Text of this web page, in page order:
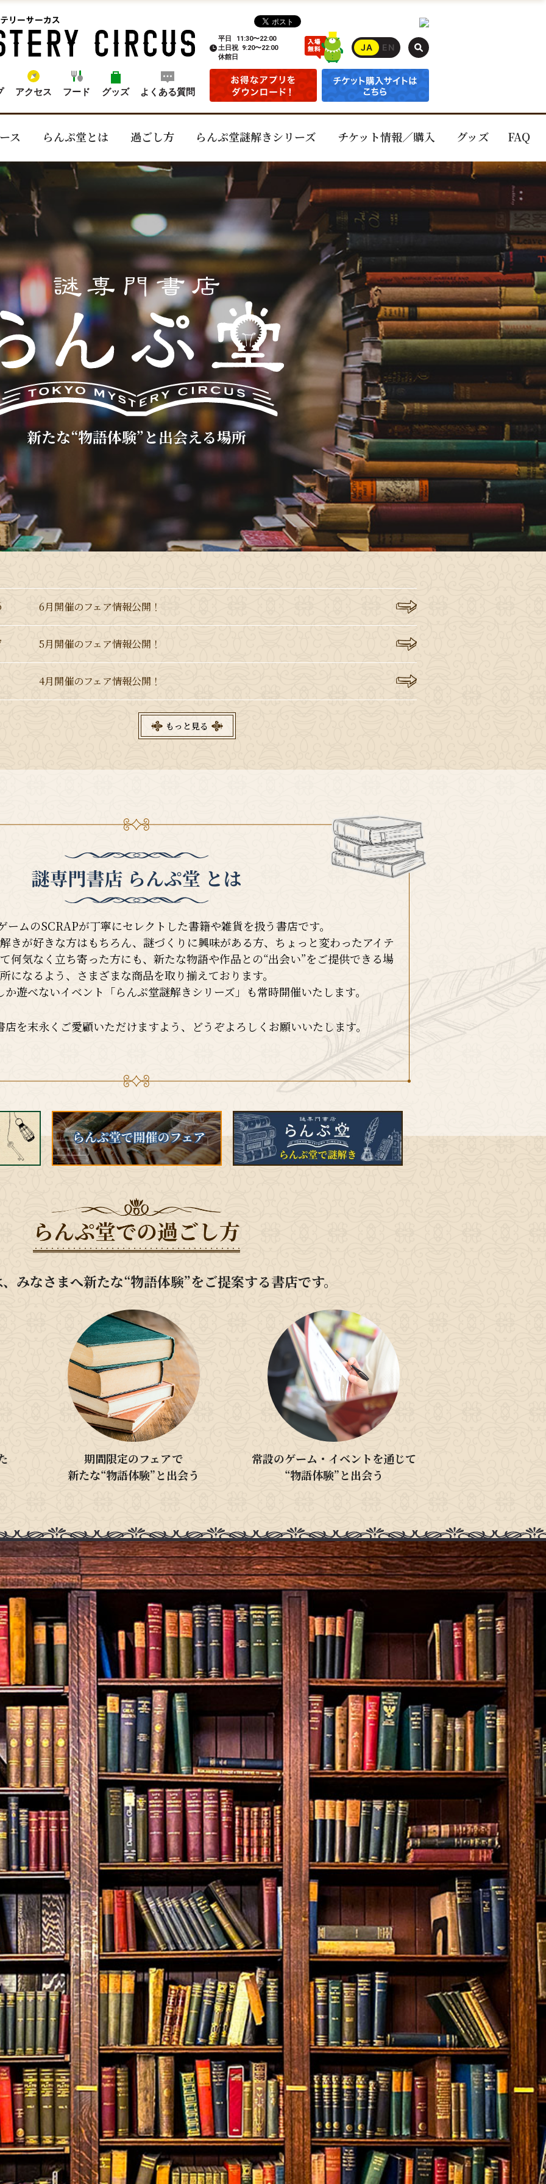
アクセス フード グッズ よくある質問
平日
11:30〜22:00
土日祝 9:20〜22:00
休館日
JA EN
ス らんぷ堂とは 過ごし方 らんぷ堂謎解きシリーズ チケット情報／購入 グッズ FAQ
新たな“物語体験”と出会える場所
6月開催のフェア情報公開！
5月開催のフェア情報公開！
4月開催のフェア情報公開！
もっと見る
ームのSCRAPが丁寧にセレクトした書籍や雑貨を扱う書店です。
きが好きな方はもちろん、謎づくりに興味がある方、ちょっと変わったアイテ
何気なく立ち寄った方にも、新たな物語や作品との“出会い”をご提供できる場
所になるよう、さまざまな商品を取り揃えております。
遊べないイベント「らんぷ堂謎解きシリーズ」も常時開催いたします。
を末永くご愛顧いただけますよう、どうぞよろしくお願いいたします。
みなさまへ新たな“物語体験”をご提案する書店です。
期間限定のフェアで
新たな“物語体験”と出会う
常設のゲーム・イベントを通じて
“物語体験”と出会う